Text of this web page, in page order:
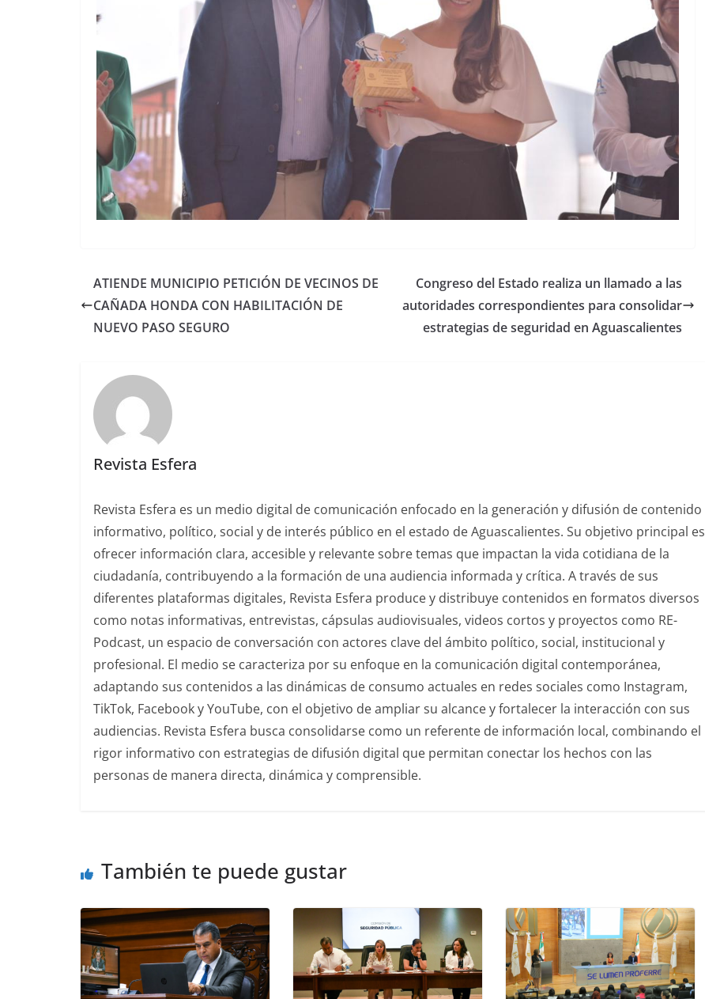
ATIENDE MUNICIPIO PETICIÓN DE VECINOS DE
CAÑADA HONDA CON HABILITACIÓN DE
NUEVO PASO SEGURO
Congreso del Estado realiza un llamado a las
autoridades correspondientes para consolidar
estrategias de seguridad en Aguascalientes
Revista Esfera
Revista Esfera es un medio digital de comunicación enfocado en la generación y difusión de contenido
informativo, político, social y de interés público en el estado de Aguascalientes. Su objetivo principal es
ofrecer información clara, accesible y relevante sobre temas que impactan la vida cotidiana de la
ciudadanía, contribuyendo a la formación de una audiencia informada y crítica. A través de sus
diferentes plataformas digitales, Revista Esfera produce y distribuye contenidos en formatos diversos
como notas informativas, entrevistas, cápsulas audiovisuales, videos cortos y proyectos como RE-
Podcast, un espacio de conversación con actores clave del ámbito político, social, institucional y
profesional. El medio se caracteriza por su enfoque en la comunicación digital contemporánea,
adaptando sus contenidos a las dinámicas de consumo actuales en redes sociales como Instagram,
TikTok, Facebook y YouTube, con el objetivo de ampliar su alcance y fortalecer la interacción con sus
audiencias. Revista Esfera busca consolidarse como un referente de información local, combinando el
rigor informativo con estrategias de difusión digital que permitan conectar los hechos con las
personas de manera directa, dinámica y comprensible.
También te puede gustar